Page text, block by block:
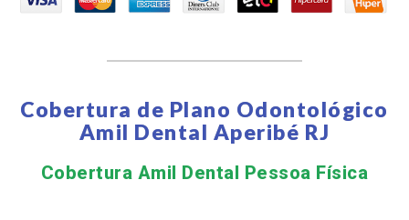
Cobertura de Plano Odontológico
Amil Dental Aperibé RJ
Cobertura Amil Dental Pessoa Física​